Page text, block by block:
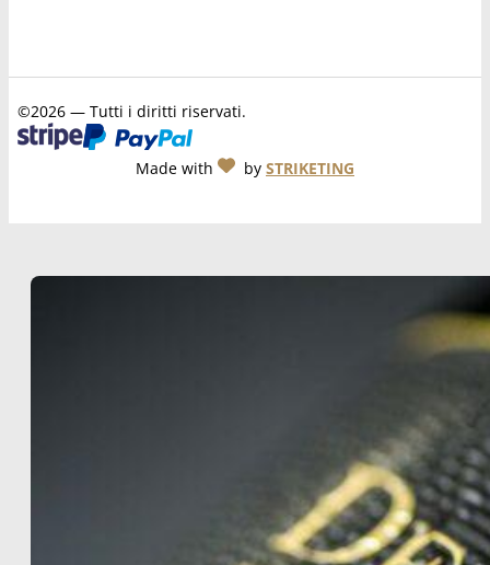
©2026 — Tutti i diritti riservati.
Made with by STRIKETING